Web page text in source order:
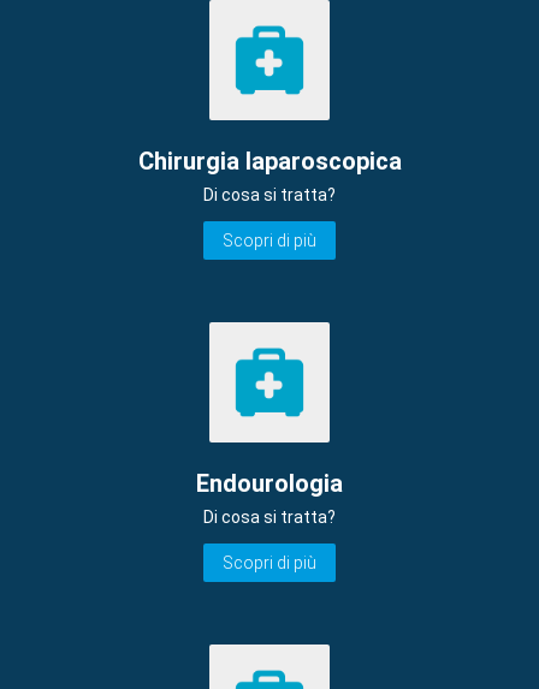
Chirurgia laparoscopica
Di cosa si tratta?
Scopri di più
Endourologia
Di cosa si tratta?
Scopri di più